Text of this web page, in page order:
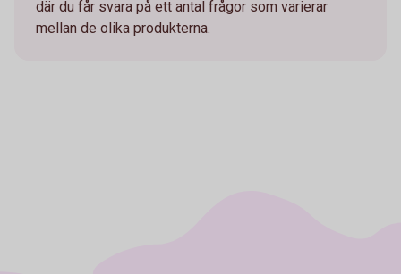
där du får svara på ett antal frågor som varierar
mellan de olika produkterna.